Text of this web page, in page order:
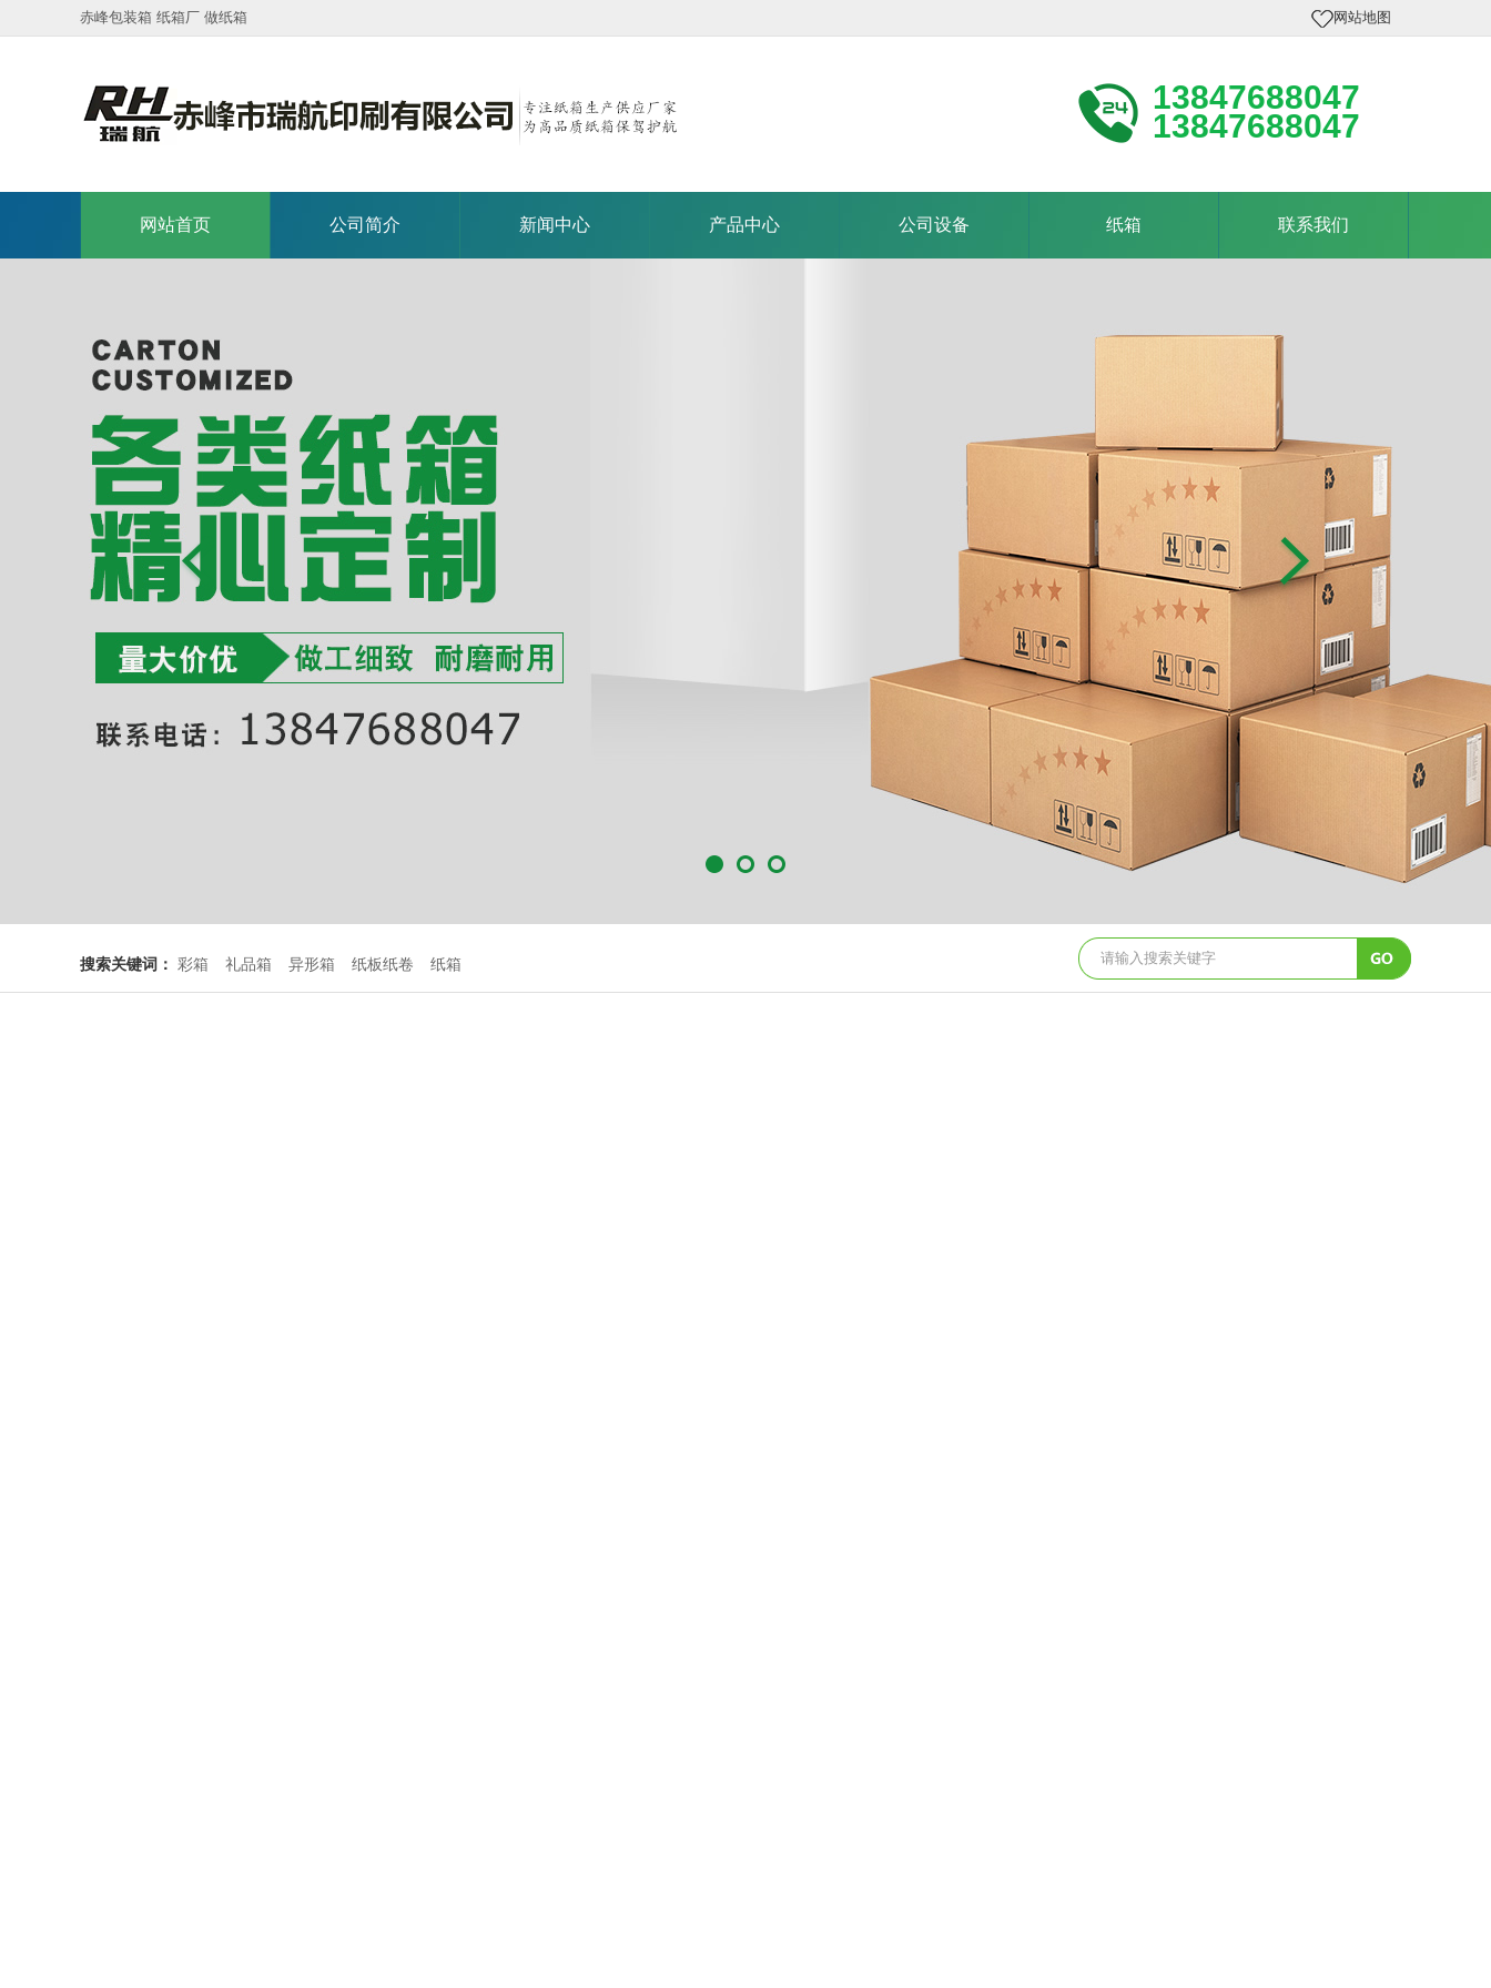
赤峰包装箱 纸箱厂 做纸箱 网站地图
13847688047
13847688047
网站首页 公司简介 新闻中心 产品中心 公司设备 纸箱 联系我们
搜索关键词： 彩箱 礼品箱 异形箱 纸板纸卷 纸箱